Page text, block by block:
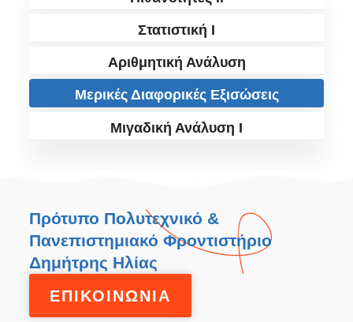
Στατιστική I
Αριθμητική Ανάλυση
Μερικές Διαφορικές Εξισώσεις
Μιγαδική Ανάλυση I
Πρότυπο Πολυτεχνικό &
Πανεπιστημιακό Φροντιστήριο
Δημήτρης Ηλίας
ΕΠΙΚΟΙΝΩΝΙΑ